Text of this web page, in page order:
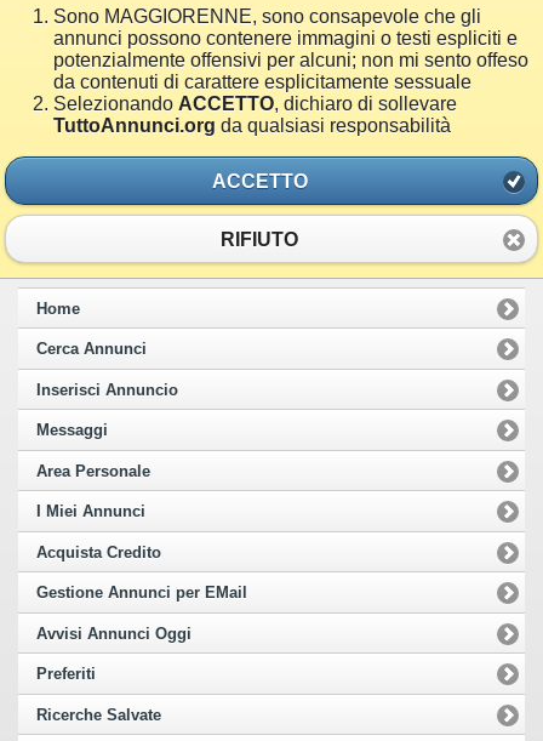
Sono MAGGIORENNE, sono consapevole che gli
annunci possono contenere immagini o testi espliciti e
potenzialmente offensivi per alcuni; non mi sento offeso
da contenuti di carattere esplicitamente sessuale
Selezionando ACCETTO, dichiaro di sollevare
TuttoAnnunci.org da qualsiasi responsabilità
ACCETTO
RIFIUTO
Home
Cerca Annunci
Inserisci Annuncio
Messaggi
Area Personale
I Miei Annunci
Acquista Credito
Gestione Annunci per EMail
Avvisi Annunci Oggi
Preferiti
Ricerche Salvate